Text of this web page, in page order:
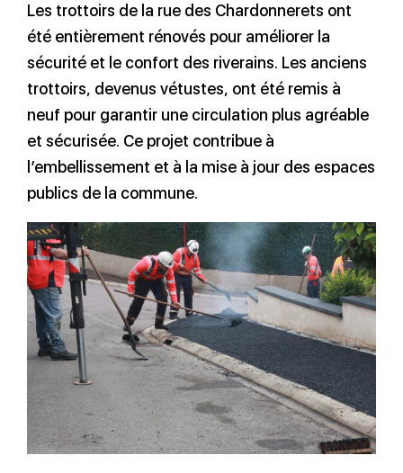
Les trottoirs de la rue des Chardonnerets ont
été entièrement rénovés pour améliorer la
sécurité et le confort des riverains. Les anciens
trottoirs, devenus vétustes, ont été remis à
neuf pour garantir une circulation plus agréable
et sécurisée. Ce projet contribue à
l’embellissement et à la mise à jour des espaces
publics de la commune.